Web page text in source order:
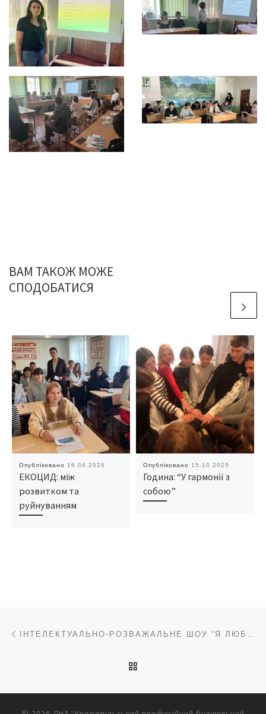
ВАМ ТАКОЖ МОЖЕ
СПОДОБАТИСЯ
Опубліковано 16.04.2026
ЕКОЦИД: між
розвитком та
руйнуванням
Опубліковано 15.10.2025
Година: “У гармонії з
собою”
Навігація записів